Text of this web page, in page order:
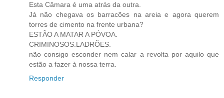
Esta Câmara é uma atrás da outra.
Já não chegava os barracões na areia e agora querem
torres de cimento na frente urbana?
ESTÃO A MATAR A PÓVOA.
CRIMINOSOS.LADRÕES.
não consigo esconder nem calar a revolta por aquilo que
estão a fazer à nossa terra.
Responder